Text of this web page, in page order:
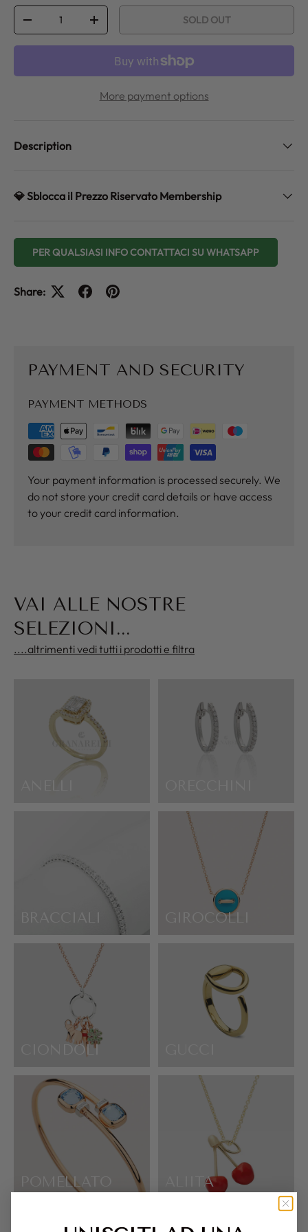
Qty
DECREASE QUANTITYINCREASE QUANTITYSOLD OUT
More payment options
Description
💎 Sblocca il Prezzo Riservato Membership
PER QUALSIASI INFO CONTATTACI SU WHATSAPP
Share:
PAYMENT AND SECURITY
PAYMENT METHODS
Your payment information is processed securely. We
do not store your credit card details or have access
to your credit card information.
VAI ALLE NOSTRE
SELEZIONI...
....altrimenti vedi tutti i prodotti e filtra
ANELLI
BRACCIALI GIROCOLLI
CIONDOLI
POMELLATO ALIITA